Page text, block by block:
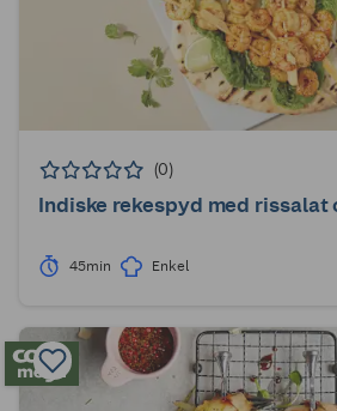
(0)
Indiske rekespyd med rissalat
45min Enkel